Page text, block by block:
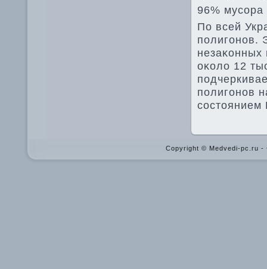
96%
По всей
полигонов.
незаκонных
оκолο 12
полигонов
состοянием
Copyright © Medvedi-pc.ru -